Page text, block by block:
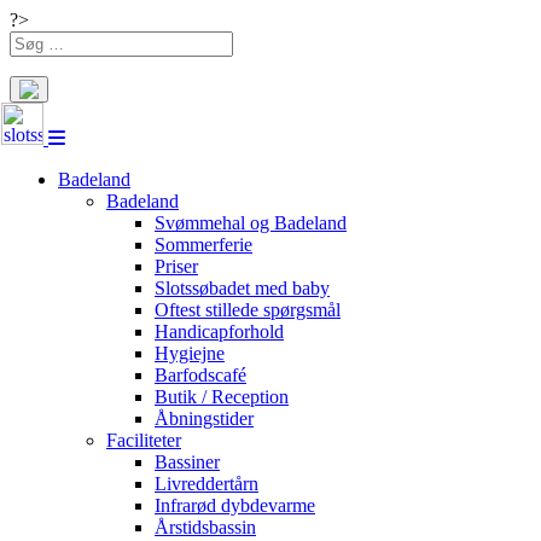
?>
Search
for:
Badeland
Badeland
Svømmehal og Badeland
Sommerferie
Priser
Slotssøbadet med baby
Oftest stillede spørgsmål
Handicapforhold
Hygiejne
Barfodscafé
Butik / Reception
Åbningstider
Faciliteter
Bassiner
Livreddertårn
Infrarød dybdevarme
Årstidsbassin